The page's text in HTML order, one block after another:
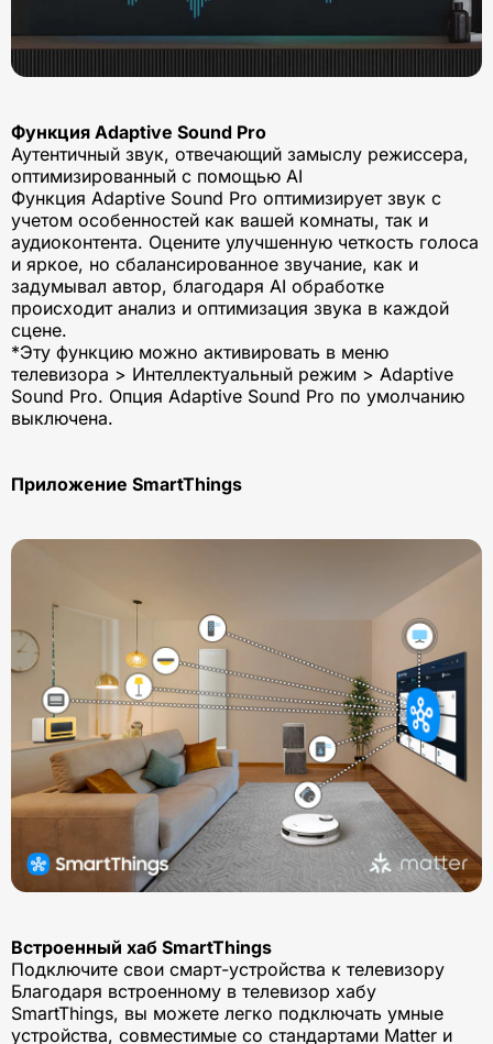
Функция Adaptive Sound Pro
Аутентичный звук, отвечающий замыслу режиссера,
оптимизированный с помощью AI
Функция Adaptive Sound Pro оптимизирует звук с
учетом особенностей как вашей комнаты, так и
аудиоконтента. Оцените улучшенную четкость голоса
и яркое, но сбалансированное звучание, как и
задумывал автор, благодаря AI обработке
происходит анализ и оптимизация звука в каждой
сцене.
*Эту функцию можно активировать в меню
телевизора > Интеллектуальный режим > Adaptive
Sound Pro. Опция Adaptive Sound Pro по умолчанию
выключена.
Приложение SmartThings
Встроенный хаб SmartThings
Подключите свои смарт-устройства к телевизору
Благодаря встроенному в телевизор хабу
SmartThings, вы можете легко подключать умные
устройства, совместимые со стандартами Matter и